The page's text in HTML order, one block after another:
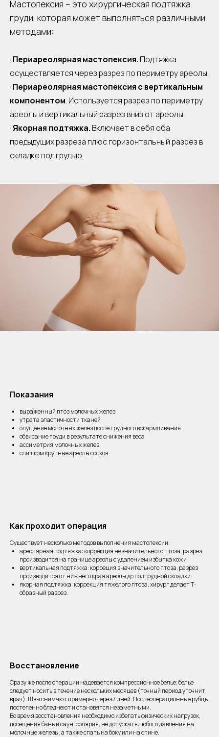
Мастопексия – это хирургическая подтяжка
груди, которая может выполняться различными
методами:
· Периареолярная мастопексия. Подтяжка
осуществляется через разрез по периметру ареолы.
· Периареолярная мастопексия с вертикальным
компонентом. Используется разрез по периметру
ареолы и вертикальный разрез вниз от ареолы.
· Якорная подтяжка. Включает в себя оба
предыдущих разреза плюс горизонтальный разрез в
складке под грудью.
Показания
выраженный птоз молочных желез
утрата эластичности тканей
опущение молочных желез после грудного вскармливания
обвисание груди в результате снижения веса
ассиметрия молочных желез
слишком крупные ареолы сосков
Как проходит операция
Существует несколько методов выполнения мастопексии:
ареолярная подтяжка: коррекция незначительного птоза, разрез
производится на границе ареолы с удалением избытка кожи
вертикальная подтяжка: корреция значительного птоза, разрез
производится от нижнего края ареолы до подгрудной складки.
якорная подтяжка: коррекция тяжелого птоза, хирург делает Т-
образный разрез.
Восстановление
Сразу же после операции надевается компрессионное белье; белье
следует носить в течение нескольких месяцев (точный период уточнит
врач). Швы снимают примерно через 7 дней. Послеоперационные рубцы
постепенно бледнеют и становятся незаметными.
Во время восстановления необходимо избегать физических нагрузок,
посещения бань и саун, солярия, не допускать любого давления на
молочные железы, а также спать на боку или на спине.